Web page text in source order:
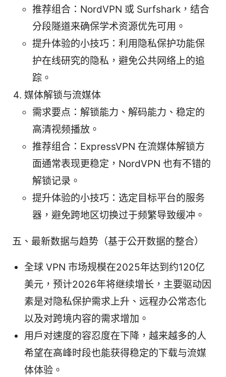
推荐组合：NordVPN 或 Surfshark，结合
分段隧道来确保学术资源优先可用。
提升体验的小技巧：利用隐私保护功能保
护在线研究的隐私，避免公共网络上的追
踪。
媒体解锁与流媒体
需求要点：解锁能力、解码能力、稳定的
高清视频播放。
推荐组合：ExpressVPN 在流媒体解锁方
面通常表现更稳定，NordVPN 也有不错的
解锁记录。
提升体验的小技巧：选定目标平台的服务
器，避免跨地区切换过于频繁导致缓冲。
五、最新数据与趋势（基于公开数据的整合）
全球 VPN 市场规模在2025年达到约120亿
美元，预计2026年将继续增长，主要驱动因
素是对隐私保护需求上升、远程办公常态化
以及对跨境内容的需求增加。
用户对速度的容忍度在下降，越来越多的人
希望在高峰时段也能获得稳定的下载与流媒
体体验。